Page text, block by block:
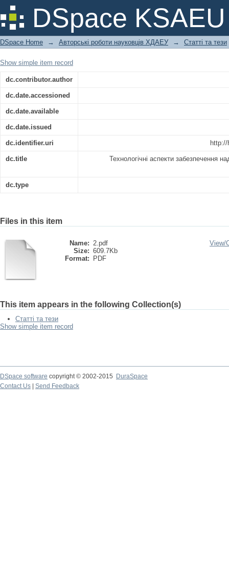
DSpace KSAEU
Технологічні аспекти забезпечення
до ENTSO-E
DSpace Home → Авторські роботи науковців ХДАЕУ → Статті та тези
Show simple item record
dc.contributor.author
dc.date.accessioned
dc.date.available
dc.date.issued
dc.identifier.uri http://
dc.title Технологічні аспекти забезпечення
dc.type
Files in this item
Name: 2.pdf
Size: 609.7Kb
Format:
PDF
View/
This item appears in the following Collection(s)
Статті та тези
Show simple item record
DSpace software copyright © 2002-2015
DuraSpace
Contact Us
Send Feedback